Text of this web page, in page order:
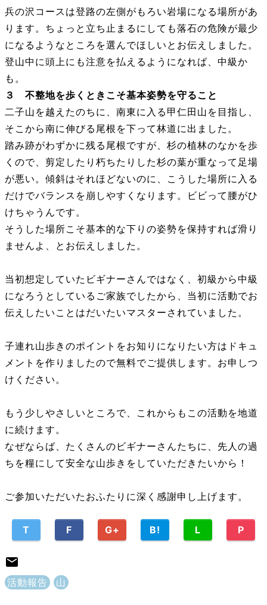
兵の沢コースは登路の左側がもろい岩場になる場所があ
ります。ちょっと立ち止まるにしても落石の危険が最少
になるようなところを選んでほしいとお伝えしました。
登山中に頭上にも注意を払えるようになれば、中級か
も。
３ 不整地を歩くときこそ基本姿勢を守ること
二子山を越えたのちに、南東に入る甲仁田山を目指し、
そこから南に伸びる尾根を下って林道に出ました。
踏み跡がわずかに残る尾根ですが、杉の植林のなかを歩
くので、剪定したり朽ちたりした杉の葉が重なって足場
が悪い。傾斜はそれほどないのに、こうした場所に入る
だけでバランスを崩しやすくなります。ビビって腰がひ
けちゃうんです。
そうした場所こそ基本的な下りの姿勢を保持すれば滑り
ませんよ、とお伝えしました。
当初想定していたビギナーさんではなく、初級から中級
になろうとしているご家族でしたから、当初に活動でお
伝えしたいことはだいたいマスターされていました。
子連れ山歩きのポイントをお知りになりたい方はドキュ
メントを作りましたので無料でご提供します。お申しつ
けください。
もう少しやさしいところで、これからもこの活動を地道
に続けます。
なぜならば、たくさんのビギナーさんたちに、先人の過
ちを糧にして安全な山歩きをしていただきたいから！
ご参加いただいたおふたりに深く感謝申し上げます。
T F G+ B! L P
活動報告 山